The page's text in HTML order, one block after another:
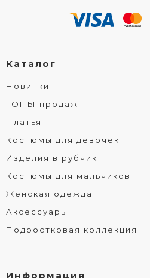
Каталог
Новинки
ТОПЫ продаж
Платья
Костюмы для девочек
Изделия в рубчик
Костюмы для мальчиков
Женская одежда
Аксессуары
Подростковая коллекция
Информация